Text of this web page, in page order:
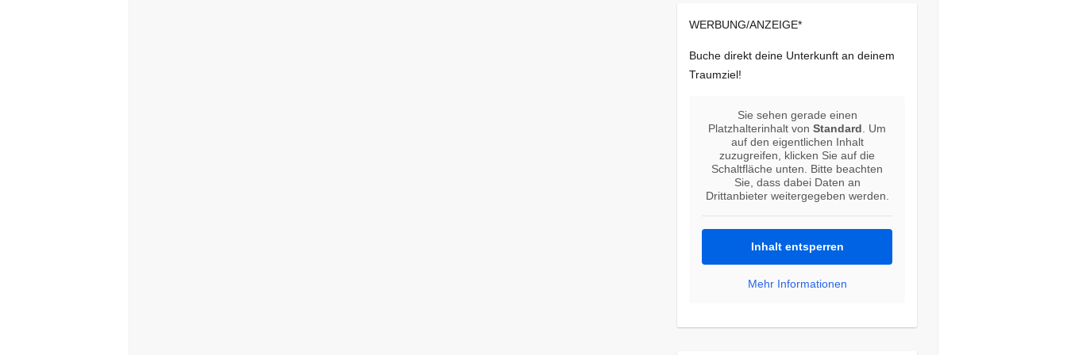
WERBUNG/ANZEIGE*
Buche direkt deine Unterkunft an deinem
Traumziel!
Sie sehen gerade einen
Platzhalterinhalt vonStandard . Um
auf den eigentlichen Inhalt
zuzugreifen, klicken Sie auf die
Schaltfläche unten. Bitte beachten
Sie, dass dabei Daten an
Drittanbieter weitergegeben werden.
Inhalt entsperren
Mehr Informationen